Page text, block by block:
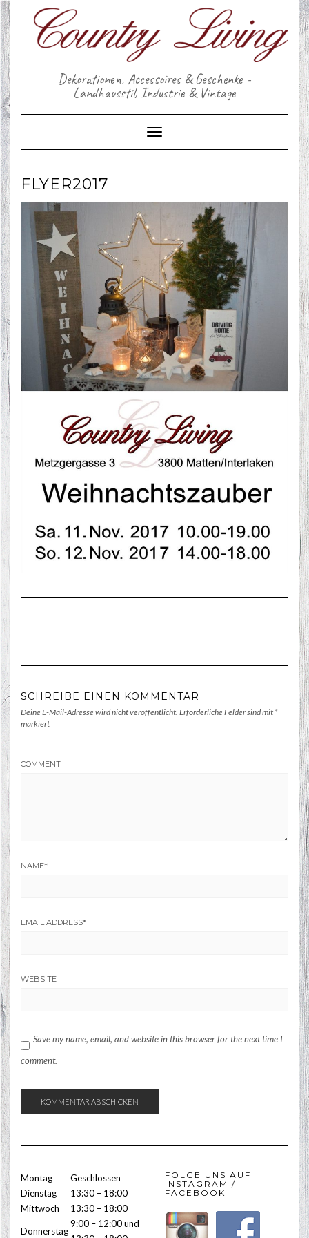
Skip
to
content
Dekorationen, Accessoires & Geschenke -
Landhausstil, Industrie & Vintage
Toggle Navigation
FLYER2017
SCHREIBE EINEN KOMMENTAR
Deine E-Mail-Adresse wird nicht veröffentlicht. Erforderliche Felder sind mit *
markiert
COMMENT
NAME*
EMAIL ADDRESS*
WEBSITE
Save my name, email, and website in this browser for the next time I
comment.
Montag
Geschlossen
Dienstag
13:30 – 18:00
Mittwoch
13:30 – 18:00
Donnerstag
9:00 – 12:00 und
FOLGE UNS AUF
INSTAGRAM /
FACEBOOK